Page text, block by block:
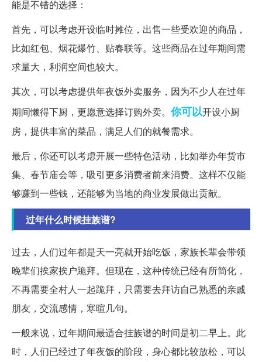
能是不错的选择：
首先，可以考虑开设临时摊位，出售一些受欢迎的商品，
比如红包、烟花爆竹、贴春联等。这些商品在过年期间需
求量大，利润空间也较大。
其次，可以考虑提供年夜饭外卖服务，因为不少人在过年
期间懒得下厨，更愿意选择订购外卖。你可以开设小厨
房，提供丰富的菜品，满足人们的就餐需求。
最后，你还可以考虑开展一些特色活动，比如举办年货市
集、春节庙会等，吸引更多消费者前来消费。这样不仅能
够赚到一些钱，还能够为当地的商业发展做出贡献。
过年什么时候挂族谱?
过去，人们过年都是天一亮就开始吃饭，家族长辈会带领
晚辈们挨家挨户跪拜。但现在，这种传统已经有所简化，
不再需要全村人一起跪拜，只需要去拜访自己熟悉的亲戚
朋友，交流感情，寒暄几句。
一般来说，过年期间最适合挂族谱的时间是初二早上。此
时，人们已经过了年夜饭的阶段，身心都比较放松，可以